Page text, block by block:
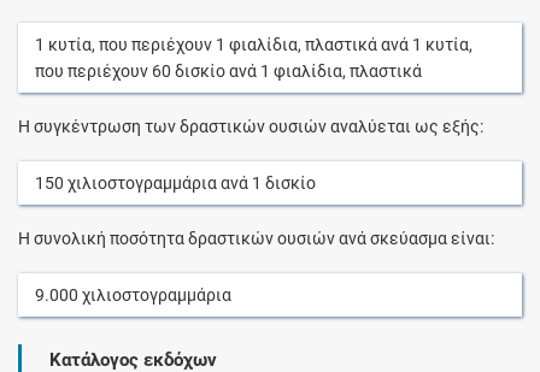
1 κυτία, που περιέχουν 1 φιαλίδια, πλαστικάανά 1 κυτία,
που περιέχουν 60 δισκίοανά 1 φιαλίδια, πλαστικά
Η συγκέντρωση των δραστικών ουσιών αναλύεται ως εξής:
150 χιλιοστογραμμάριαανά 1 δισκίο
Η συνολική ποσότητα δραστικών ουσιών ανά σκεύασμα είναι:
9.000 χιλιοστογραμμάρια
Κατάλογος εκδόχων